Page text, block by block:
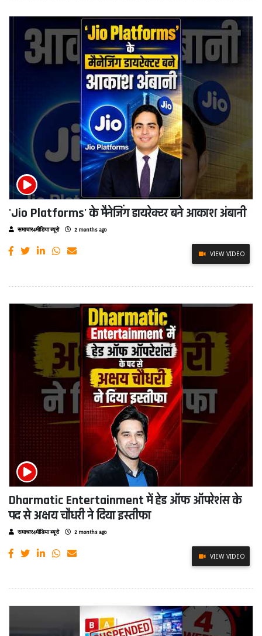
'Jio Platforms' के मैनेजिंग डायरेक्टर बने आकाश अंबानी
समाचार4मीडिया ब्यूरो 2 months ago
VIEW VIDEO
Dharmatic Entertainment में हेड ऑफ ऑपरेशंस के
पद से अक्षय चौधरी ने दिया इस्तीफा
समाचार4मीडिया ब्यूरो 2 months ago
VIEW VIDEO